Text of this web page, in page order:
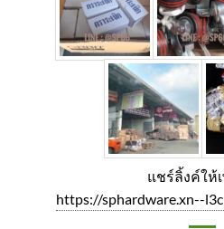
แชร์ลิ้งค์ให้
https://sphardware.xn--